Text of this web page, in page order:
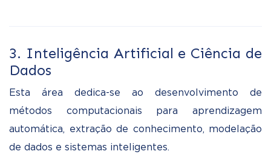
3. Inteligência Artificial e Ciência de
Dados
Esta área dedica-se ao desenvolvimento de
métodos computacionais para aprendizagem
automática, extração de conhecimento, modelação
de dados e sistemas inteligentes.